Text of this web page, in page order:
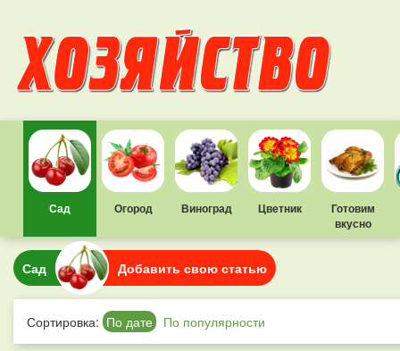
Сад Огород Виноград Цветник
Готовим
вкусно
Сад Добавить свою статью
Сортировка: По дате По популярности